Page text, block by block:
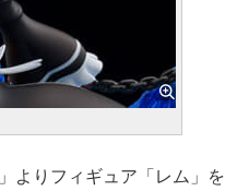
よりフィギュア「レム」を